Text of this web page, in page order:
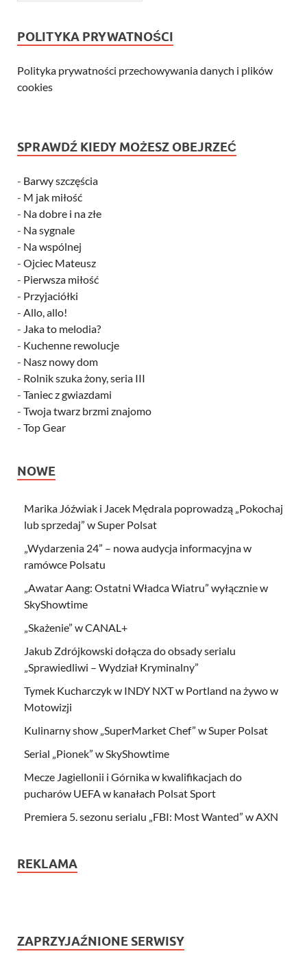
POLITYKA PRYWATNOŚCI
Polityka prywatności przechowywania danych i plików
cookies
SPRAWDŹ KIEDY MOŻESZ OBEJRZEĆ
- Barwy szczęścia
- M jak miłość
- Na dobre i na złe
- Na sygnale
- Na wspólnej
- Ojciec Mateusz
- Pierwsza miłość
- Przyjaciółki
- Allo, allo!
- Jaka to melodia?
- Kuchenne rewolucje
- Nasz nowy dom
- Rolnik szuka żony, seria III
- Taniec z gwiazdami
- Twoja twarz brzmi znajomo
- Top Gear
NOWE
Marika Jóźwiak i Jacek Mędrala poprowadzą „Pokochaj
lub sprzedaj” w Super Polsat
„Wydarzenia 24” – nowa audycja informacyjna w
ramówce Polsatu
„Awatar Aang: Ostatni Władca Wiatru” wyłącznie w
SkyShowtime
„Skażenie” w CANAL+
Jakub Zdrójkowski dołącza do obsady serialu
„Sprawiedliwi – Wydział Kryminalny”
Tymek Kucharczyk w INDY NXT w Portland na żywo w
Motowizji
Kulinarny show „SuperMarket Chef” w Super Polsat
Serial „Pionek” w SkyShowtime
Mecze Jagiellonii i Górnika w kwalifikacjach do
pucharów UEFA w kanałach Polsat Sport
Premiera 5. sezonu serialu „FBI: Most Wanted” w AXN
REKLAMA
ZAPRZYJAŹNIONE SERWISY